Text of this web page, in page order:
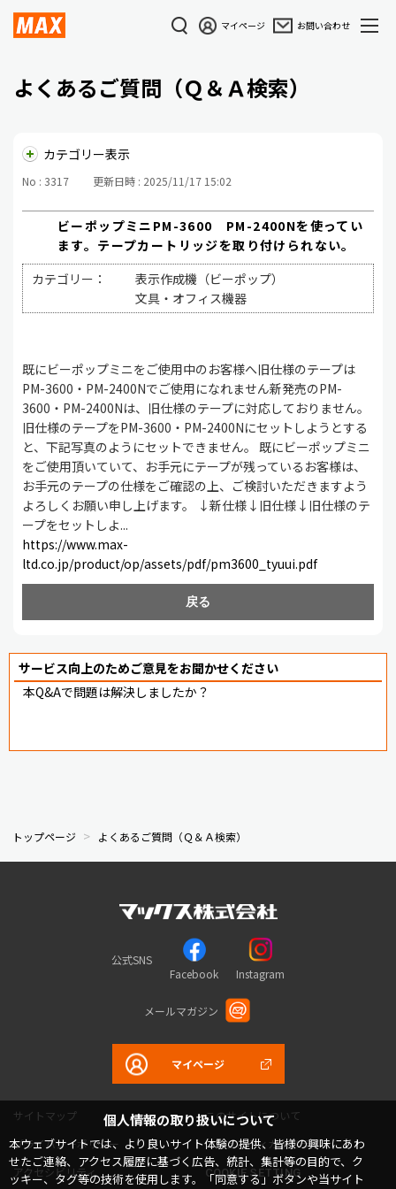
マイページ お問い合わせ
よくあるご質問（Ｑ＆Ａ検索）
個人情報の取り扱いについて
本ウェブサイトでは、より良いサイト体験の提供、皆様の興味にあわ
せたご連絡、アクセス履歴に基づく広告、統計、集計等の目的で、ク
ッキー、タグ等の技術を使用します。「同意する」ボタンや当サイト
カテゴリー表示
No : 3317 更新日時 : 2025/11/17 15:02
ビーポップミニPM-3600 PM-2400Nを使ってい
ます。テープカートリッジを取り付けられない。
カテゴリー：
表示作成機（ビーポップ）
文具・オフィス機器
既にビーポップミニをご使用中のお客様へ旧仕様のテープは
PM-3600 ・PM-2400Nでご使用になれません新発売のPM-
3600 ・PM-2400Nは、旧仕様のテープに対応しておりません。
旧仕様のテープをPM-3600 ・PM-2400Nにセットしようとする
と、下記写真のようにセットできません。 既にビーポップミニ
をご使用頂いていて、お手元にテープが残っているお客様は、
お手元のテープの仕様をご確認の上、ご検討いただきますよう
よろしくお願い申し上げます。 ↓新仕様↓旧仕様↓旧仕様のテ
ープをセットしよ...
https://www.max-
ltd.co.jp/product/op/assets/pdf/pm3600_tyuui.pdf
戻る
サービス向上のためご意見をお聞かせください
本Q&Aで問題は解決しましたか？
トップページ よくあるご質問（Ｑ＆Ａ検索）
公式SNS
Facebook
Instagram
メールマガジン
マイページ
サイトマップ
このサイトについて
プライバシーポリシー
コミュニティガイドライン
アクセシビリティ
COOKIE SETTING